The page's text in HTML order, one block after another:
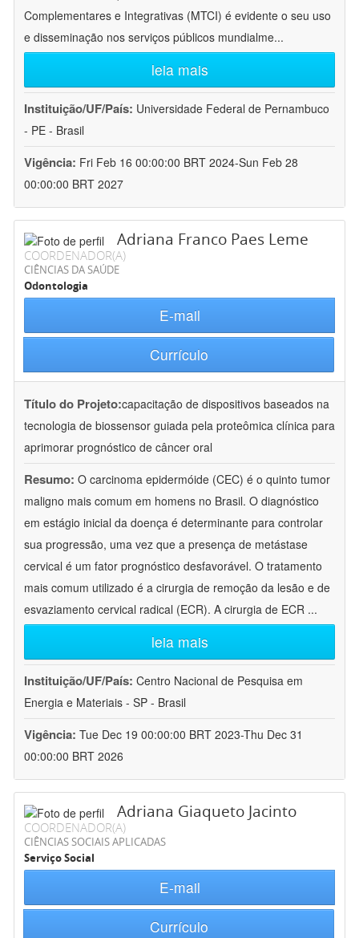
Complementares e Integrativas (MTCI) é evidente o seu uso
e disseminação nos serviços públicos mundialme...
leia mais
Instituição/UF/País: Universidade Federal de Pernambuco
- PE - Brasil
Vigência: Fri Feb 16 00:00:00 BRT 2024-Sun Feb 28
00:00:00 BRT 2027
Adriana Franco Paes Leme
COORDENADOR(A)
CIÊNCIAS DA SAÚDE
Odontologia
E-mail
Currículo
Título do Projeto:capacitação de dispositivos baseados na
tecnologia de biossensor guiada pela proteômica clínica para
aprimorar prognóstico de câncer oral
Resumo: O carcinoma epidermóide (CEC) é o quinto tumor
maligno mais comum em homens no Brasil. O diagnóstico
em estágio inicial da doença é determinante para controlar
sua progressão, uma vez que a presença de metástase
cervical é um fator prognóstico desfavorável. O tratamento
mais comum utilizado é a cirurgia de remoção da lesão e de
esvaziamento cervical radical (ECR). A cirurgia de ECR ...
leia mais
Instituição/UF/País: Centro Nacional de Pesquisa em
Energia e Materiais - SP - Brasil
Vigência: Tue Dec 19 00:00:00 BRT 2023-Thu Dec 31
00:00:00 BRT 2026
Adriana Giaqueto Jacinto
COORDENADOR(A)
CIÊNCIAS SOCIAIS APLICADAS
Serviço Social
E-mail
Currículo